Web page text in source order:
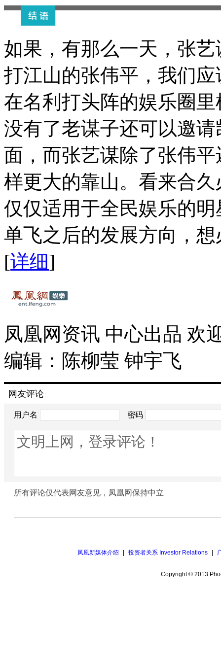
如果，有那么一天，张
打江山的张伟平，我们
在名利打头阵的娱乐圈
没有了老谋子还可以邀
面，而张艺谋除了张伟
样更大的靠山。看来合
仅仅适用于全民娱乐的
单飞之后的发展方向，
[详细]
凤凰网资讯 中心出品 欢
编辑：陈柳莹 钟宇飞
网友评论
用户名 密码
所有评论仅代表网友意见，凤凰网保持中立
凤凰新媒体介绍 投资者关系 Investor Relations
Copyright © 2013